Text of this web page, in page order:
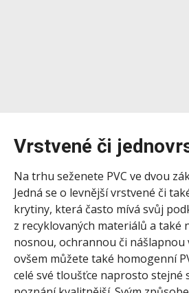
Vrstvené či
Na trhu seženete PVC ve dvou
Jedná se o levnější vrstvené či
krytiny, která často mívá svůj
z recyklovaných materiálů a také
nosnou, ochrannou či
ovšem můžete také homogenní
celé své tloušťce naprosto stejné